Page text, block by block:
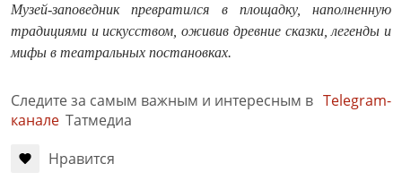
Музей-заповедник превратился в площадку, наполненную
традициями и искусством, оживив древние сказки, легенды и
мифы в театральных постановках.
Следите за самым важным и интересным в Telegram-
канале Татмедиа
Нравится